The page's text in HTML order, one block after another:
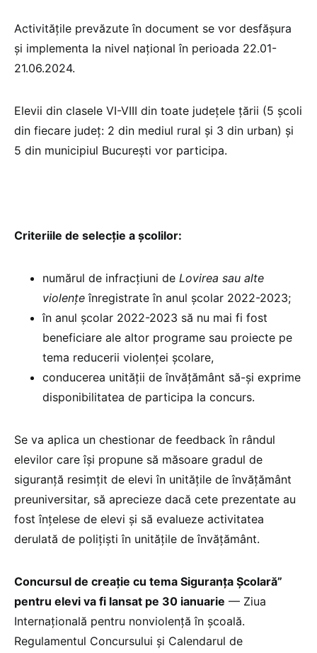
Activităţile prevăzute în document se vor desfășura
și implementa la nivel național în perioada 22.01-
21.06.2024.
Elevii din clasele VI-VIII din toate județele țării (5 școli
din fiecare județ: 2 din mediul rural și 3 din urban) și
5 din municipiul București vor participa.
Criteriile de selecție a școlilor:
numărul de infracțiuni de Lovirea sau alte
violențe înregistrate în anul şcolar 2022-2023;
în anul școlar 2022-2023 să nu mai fi fost
beneficiare ale altor programe sau proiecte pe
tema reducerii violenței școlare,
conducerea unității de învățământ să-și exprime
disponibilitatea de participa la concurs.
Se va aplica un chestionar de feedback în rândul
elevilor care își propune să măsoare gradul de
siguranță resimțit de elevi în unitățile de învățământ
preuniversitar, să aprecieze dacă cete prezentate au
fost înțelese de elevi și să evalueze activitatea
derulată de polițiști în unitățile de învățământ.
Concursul de creație cu tema Siguranța Școlară”
pentru elevi va fi lansat pe 30 ianuarie — Ziua
Internațională pentru nonviolență în școală.
Regulamentul Concursului și Calendarul de